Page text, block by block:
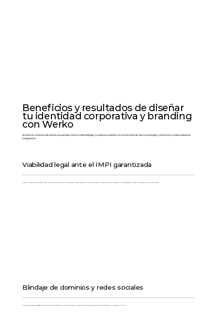
Beneficios y resultados de diseñar
tu identidad corporativa y branding
con Werko
Al fusionar el desarrollo verbal y visual bajo nuestra metodología, tu empresa obtiene un ecosistema de marca protegido, coherente y comercialmente
competitivo:
Viabilidad legal ante el IMPI garantizada
Protegemos tu inversión antes de que empiece el diseño. Cada una de las opciones de nombre que te proponemos es revisada minuciosamente ante el Instituto Mexicano de la Propiedad Industrial (IMPI) para asegurar que esté disponible legalmente, evitando futuros conflictos de marca y multas costosas.
Blindaje de dominios y redes sociales
Nos encargamos de auditar la disponibilidad técnica de los dominios web más convenientes y de los nombres de usuario en las principales redes sociales, garantizando que no inviertas en una identidad que ya esté ocupada por un tercero.